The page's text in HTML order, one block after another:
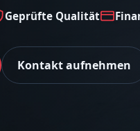
Geprüfte Qualität
Kontakt aufnehmen